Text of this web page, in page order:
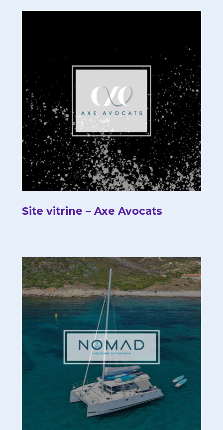
Site vitrine – Axe Avocats